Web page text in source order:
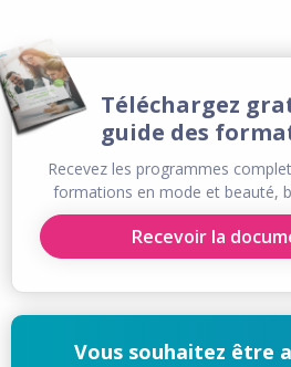
Téléchargez
guide des
Recevez les programmes
formations en mode et beauté,
Recevoir la
Vous souhaitez être